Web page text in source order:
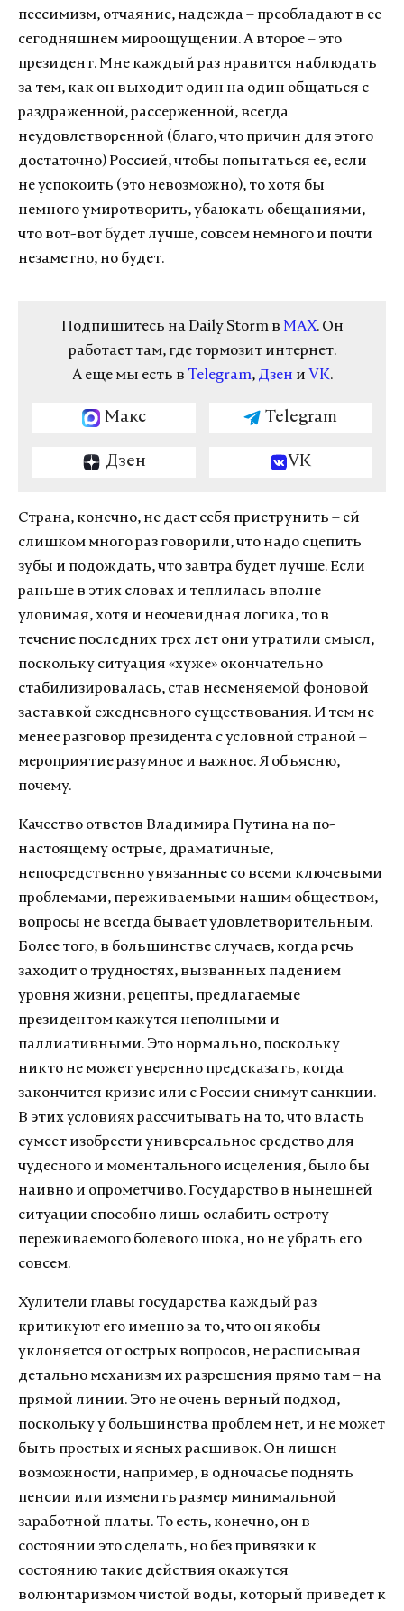
пессимизм, отчаяние, надежда – преобладают в ее
сегодняшнем мироощущении. А второе – это
президент. Мне каждый раз нравится наблюдать
за тем, как он выходит один на один общаться с
раздраженной, рассерженной, всегда
неудовлетворенной (благо, что причин для этого
достаточно) Россией, чтобы попытаться ее, если
не успокоить (это невозможно), то хотя бы
немного умиротворить, убаюкать обещаниями,
что вот-вот будет лучше, совсем немного и почти
незаметно, но будет.
Подпишитесь на Daily Storm в MAX. Он
работает там, где тормозит интернет.
А еще мы есть в Telegram, Дзен и VK.
Макс Telegram
Дзен VK
Страна, конечно, не дает себя приструнить – ей
слишком много раз говорили, что надо сцепить
зубы и подождать, что завтра будет лучше. Если
раньше в этих словах и теплилась вполне
уловимая, хотя и неочевидная логика, то в
течение последних трех лет они утратили смысл,
поскольку ситуация «хуже» окончательно
стабилизировалась, став несменяемой фоновой
заставкой ежедневного существования. И тем не
менее разговор президента с условной страной –
мероприятие разумное и важное. Я объясню,
почему.
Качество ответов Владимира Путина на по-
настоящему острые, драматичные,
непосредственно увязанные со всеми ключевыми
проблемами, переживаемыми нашим обществом,
вопросы не всегда бывает удовлетворительным.
Более того, в большинстве случаев, когда речь
заходит о трудностях, вызванных падением
уровня жизни, рецепты, предлагаемые
президентом кажутся неполными и
паллиативными. Это нормально, поскольку
никто не может уверенно предсказать, когда
закончится кризис или с России снимут санкции.
В этих условиях рассчитывать на то, что власть
сумеет изобрести универсальное средство для
чудесного и моментального исцеления, было бы
наивно и опрометчиво. Государство в нынешней
ситуации способно лишь ослабить остроту
переживаемого болевого шока, но не убрать его
совсем.
Хулители главы государства каждый раз
критикуют его именно за то, что он якобы
уклоняется от острых вопросов, не расписывая
детально механизм их разрешения прямо там – на
прямой линии. Это не очень верный подход,
поскольку у большинства проблем нет, и не может
быть простых и ясных расшивок. Он лишен
возможности, например, в одночасье поднять
пенсии или изменить размер минимальной
заработной платы. То есть, конечно, он в
состоянии это сделать, но без привязки к
состоянию такие действия окажутся
волюнтаризмом чистой воды, который приведет к